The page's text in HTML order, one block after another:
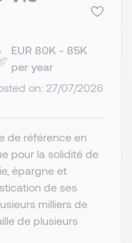
EUR 80K - 85K
per year
on: 27/07/2026
de référence en
pour la solidité de
épargne et
de ses
milliers de
de plusieurs